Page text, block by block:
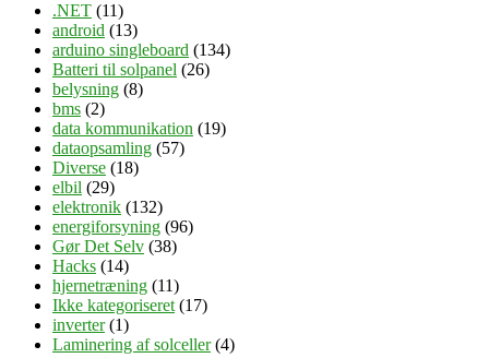
.NET (11)
android (13)
arduino singleboard (134)
Batteri til solpanel (26)
belysning (8)
bms (2)
data kommunikation (19)
dataopsamling (57)
Diverse (18)
elbil (29)
elektronik (132)
energiforsyning (96)
Gør Det Selv (38)
Hacks (14)
hjernetræning (11)
Ikke kategoriseret(17)
inverter(1)
Laminering af solceller(4)